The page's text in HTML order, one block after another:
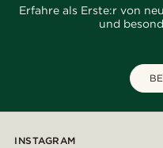
Erfahre als Erste:r von
und
INSTAGRAM